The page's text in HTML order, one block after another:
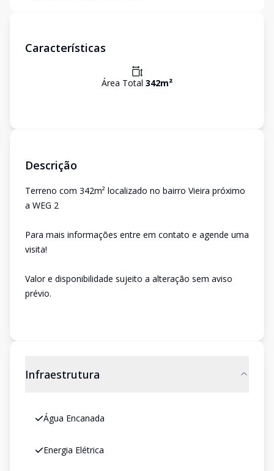
Características
Área Total 342m²
Descrição
Terreno com 342m² localizado no bairro Vieira próximo
a WEG 2
Para mais informações entre em contato e agende uma
visita!
Valor e disponibilidade sujeito a alteração sem aviso
prévio.
Infraestrutura
Água Encanada
Energia Elétrica